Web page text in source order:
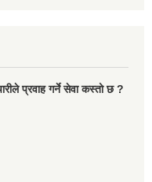
प्रवाह गर्ने सेवा कस्तो छ ?